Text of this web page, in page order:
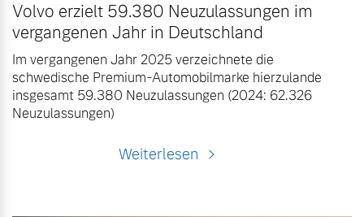
Volvo erzielt 59.380 Neuzulassungen im
vergangenen Jahr in Deutschland
Im vergangenen Jahr 2025 verzeichnete die
schwedische Premium-Automobilmarke hierzulande
insgesamt 59.380 Neuzulassungen (2024: 62.326
Neuzulassungen)
Weiterlesen